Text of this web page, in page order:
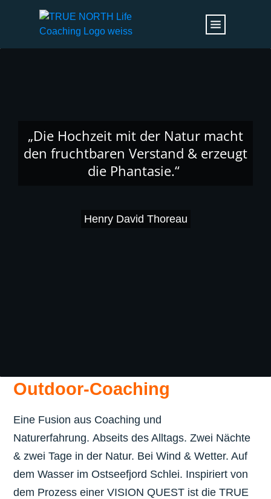
„Die Hochzeit mit der Natur macht
den fruchtbaren Verstand & erzeugt
die Phantasie.“
Henry David Thoreau
Outdoor-Coaching
Eine Fusion aus Coaching und
Naturerfahrung. Abseits des Alltags. Zwei Nächte
& zwei Tage in der Natur. Bei Wind & Wetter. Auf
dem Wasser im Ostseefjord Schlei. Inspiriert von
dem Prozess einer VISION QUEST ist die TRUE